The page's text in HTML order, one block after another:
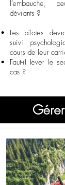
l’embauche,
déviants ?
Les pilotes
suivi
cours de leur
Faut-il lever le
cas ?